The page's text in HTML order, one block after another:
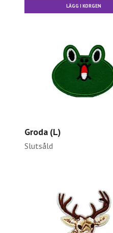
LÄGG I KORGEN
Groda (L)
Slutsåld